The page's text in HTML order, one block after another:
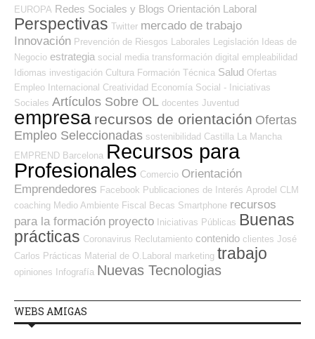
EUROPA Redes Sociales y Blogs Orientación Laboral
Perspectivas Twitter mercado de trabajo
Innovación Prevención de Riesgos Laborales Legislación
Ideas de
Negocio estrategia social media transformación digital empleabilidad
Idiomas investigación Cultura Formación Técnica Salud Ofertas
Empleo Internacional Creatividad Economía Social - Iniciativas
Sociales Artículos Sobre OL docentes Juventud
empresa recursos de orientación Ofertas
Empleo Seleccionadas sostenibilidad Castilla La Mancha
EMPREND Barcelona Recursos para
Profesionales Comercio Orientación
Emprendedores Facebook Publicaciones de Interés Aprodel CLM
coaching Medio Ambiente Fiscal Becas Smartphone recursos
para la formación proyecto Iniciativas Públicas Buenas
prácticas Coronavirus Reclutamiento contenido clientes José
Carlos Prácticas Material de O.Laboral marketing trabajo
opiniones Infografía Nuevas Tecnologias
WEBS AMIGAS